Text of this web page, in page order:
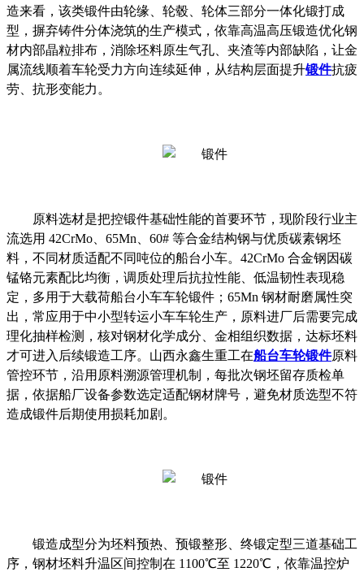
造来看，该类锻件由轮缘、轮毂、轮体三部分一体化锻打成
型，摒弃铸件分体浇筑的生产模式，依靠高温高压锻造优化钢
材内部晶粒排布，消除坯料原生气孔、夹渣等内部缺陷，让金
属流线顺着车轮受力方向连续延伸，从结构层面提升锻件抗疲
劳、抗形变能力。
原料选材是把控锻件基础性能的首要环节，现阶段行业主
流选用 42CrMo、65Mn、60# 等合金结构钢与优质碳素钢坯
料，不同材质适配不同吨位的船台小车。42CrMo 合金钢因碳
锰铬元素配比均衡，调质处理后抗拉性能、低温韧性表现稳
定，多用于大载荷船台小车车轮锻件；65Mn 钢材耐磨属性突
出，常应用于中小型转运小车车轮生产，原料进厂后需要完成
理化抽样检测，核对钢材化学成分、金相组织数据，达标坯料
才可进入后续锻造工序。山西永鑫生重工在船台车轮锻件原料
管控环节，沿用原料溯源管理机制，每批次钢坯留存质检单
据，依据船厂设备参数选定适配钢材牌号，避免材质选型不符
造成锻件后期使用损耗加剧。
锻造成型分为坯料预热、预锻整形、终锻定型三道基础工
序，钢材坯料升温区间控制在 1100℃至 1220℃，依靠温控炉